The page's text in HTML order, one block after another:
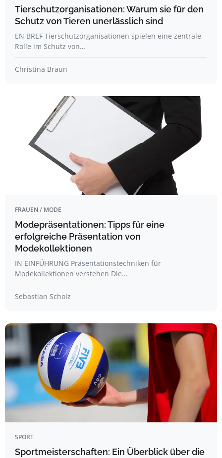
Tierschutzorganisationen: Warum sie für den
Schutz von Tieren unerlässlich sind
EN BREF Tierschutzorganisationen spielen eine zentrale
Rolle im Schutz von…
Christina Braun
FRAUEN / MODE
Modepräsentationen: Tipps für eine
erfolgreiche Präsentation von
Modekollektionen
IN EINFÜHRUNG Präsentationstechniken für
Modekollektionen verstehen Die…
Sebastian Scholz
SPORT
Sportmeisterschaften: Ein Überblick über die